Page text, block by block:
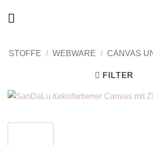
STOFFE / WEBWARE / CANVAS
FILTER